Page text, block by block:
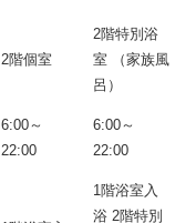
2階個室
2階特別浴
室 （家族風
呂）
6:00～
22:00
6:00～
22:00
1階浴室入
浴 2階特別